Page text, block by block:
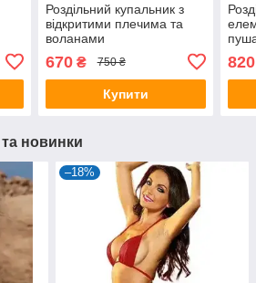
Роздільний купальник з
відкритими плечима та
воланами
670₴ 750 ₴
Купити
820
та новинки
–18%